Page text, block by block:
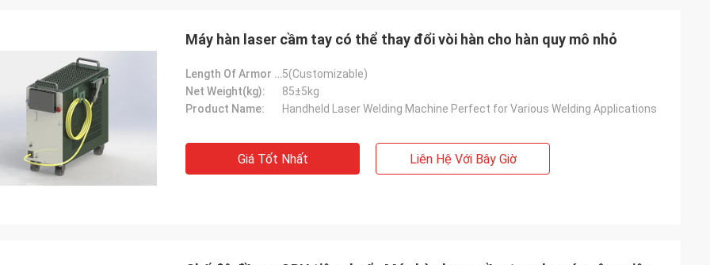
Máy hàn laser cầm tay có thể thay đổi vòi hàn cho hàn quy mô nhỏ
Length Of Armor Cable(m):5(Customizable)
Net Weight(kg):
85±5kg
Product Name:
Handheld Laser Welding Machine Perfect for Various Welding Applications
Giá Tốt Nhất Liên Hệ Với Bây Giờ